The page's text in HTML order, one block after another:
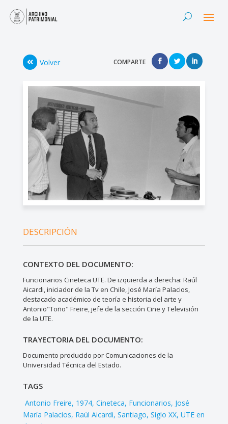
Volver COMPARTE
DESCRIPCIÓN
CONTEXTO DEL DOCUMENTO:
Funcionarios Cineteca UTE. De izquierda a derecha: Raúl
Aicardi, iniciador de la Tv en Chile, José María Palacios,
destacado académico de teoría e historia del arte y
Antonio"Toño" Freire, jefe de la sección Cine y Televisión
de la UTE.
TRAYECTORIA DEL DOCUMENTO:
Documento producido por Comunicaciones de la
Universidad Técnica del Estado.
TAGS
Antonio Freire 1974 Cineteca Funcionarios José
María Palacios Raúl Aicardi Santiago Siglo XX UTE en